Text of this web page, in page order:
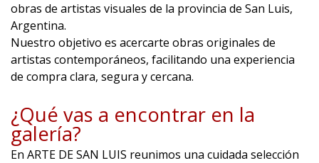
obras de artistas visuales de la provincia de San Luis,
Argentina.
Nuestro objetivo es acercarte obras originales de
artistas contemporáneos, facilitando una experiencia
de compra clara, segura y cercana.
¿Qué vas a encontrar en la
galería?
En ARTE DE SAN LUIS reunimos una cuidada selección